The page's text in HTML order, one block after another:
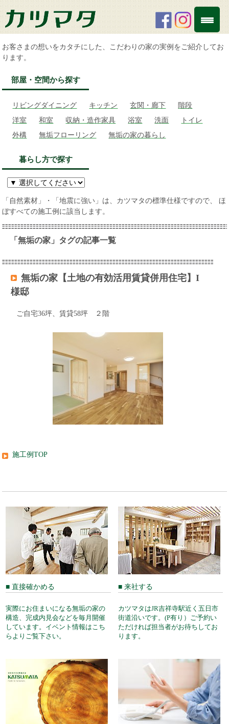
お客さまの想いをカタチにした、こだわりの家の実例をご紹介してお
ります。
部屋・空間から探す
リビングダイニング キッチン 玄関・廊下
階段
洋室
和室 収納・造作家具 浴室 洗面
トイレ
外構
無垢フローリング 無垢の家の暮らし
暮らし方で探す
「自然素材」・「地震に強い」は、カツマタの標準仕様ですので、 ほ
ぼすべての施工例に該当します。
「無垢の家」タグの記事一覧
無垢の家【土地の有効活用賃貸併用住宅】I
様邸
ご自宅36坪、賃貸58坪 ２階
施工例TOP
■ 直接確かめる
実際にお住まいになる無垢の家の
構造、完成内見会などを毎月開催
しています。イベント情報はこち
らよりご覧下さい。
■ 来社する
カツマタはJR吉祥寺駅近く五日市
街道沿いです。(P有り）ご予約い
ただければ担当者がお待ちしてお
ります。